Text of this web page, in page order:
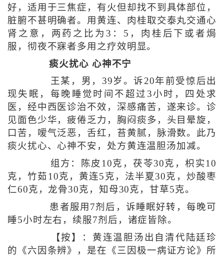
好，适用于三焦症，有火但却找不到具体部位，
脏腑不甚明确者。用黄连、肉桂取交泰丸交通心
肾之意，两药之比为3：5，肉桂后下或者焗
服，彻夜不寐者多用之疗效明显。
痰火扰心 心神不宁
王某，男，39岁。诉20年前受惊后出
现失眠，每晚睡觉时间不超过3小时，四处求
医，经中西医诊治不效，深感痛苦，遂来诊。诊
见面色少华，疲倦乏力，胸闷痰多，头目晕旋，
口苦，嗳气泛恶，舌红，苔黄腻，脉滑数。此乃
痰火扰心、心神不安，处方黄连温胆汤加减。
组方：陈皮10克，茯苓30克，枳实10
克，竹茹10克，黄连5克，法半夏30克，炒酸枣
仁60克，龙骨30克，知母30克，甘草5克。
患者服用7剂后，诉睡眠好转，每晚可
睡5小时左右，续服7剂后，诸症皆除。
【按】：黄连温胆汤出自清代陆廷珍
的《六因条辨》，是在《三因极一病证方论》所